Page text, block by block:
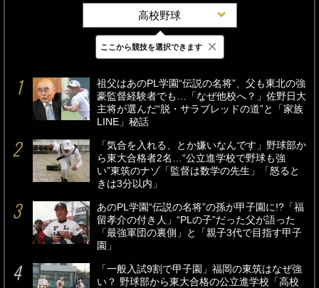
高校野球
最新 24時間 週間
祖父はあのPL学園“伝説の名将”、父も東北の強
豪監督経験者でも…「なぜ他校へ？」佐野日大
主将が選んだ“脱・サラブレッドの道”と「家族
LINE」秘話
「気合を入れる、とか嫌いなんです」野球部か
ら東大合格者2名…“公立進学校で野球も強
い”東筑のナゾ「監督は数学の先生」「怒ると
きは3分以内」
あのPL学園“伝説の名将”の孫が甲子園に!?「福
留孝介の付き人」“PLの子”だった父が語った
「最強軍団の裏側」と「親子3代で目指す甲子
園」
「一般入試9割で甲子園」福岡の東筑はなぜ強
い？ 野球部から東大合格の公立進学校「高校
ここから競技を選択できます ×